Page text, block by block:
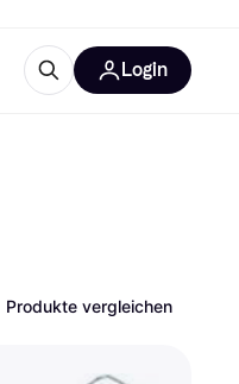
Login
Produkte vergleichen